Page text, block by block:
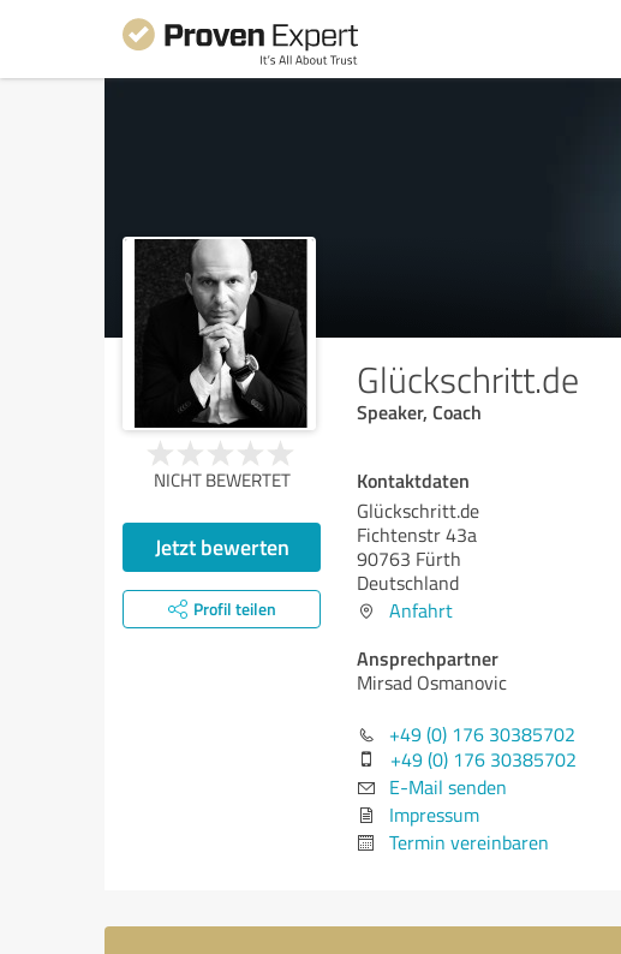
Glückschritt.de
Speaker, Coach
NICHT BEWERTET
Jetzt bewerten
Profil teilen
Kontaktdaten
Glückschritt.de
Fichtenstr 43a
90763 Fürth
Deutschland
Anfahrt
Ansprechpartner
Mirsad Osmanovic
+49 (0) 176 30385702
+49 (0) 176 30385702
E-Mail senden
Impressum
Termin vereinbaren